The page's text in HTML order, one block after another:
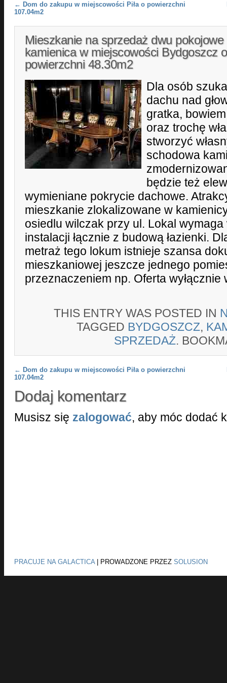
Post navigation
← Dom do zakupu w miejscowości Piła o powierzchni
107.04m2
Mieszkanie na sprzedaż dwu pokojowe
kamienica w miejscowości Bydgoszcz o
powierzchni 48.30m2
Dla osób
dachu nad
gratka,
oraz trochę
stworzyć
schodowa
będzie też
wymieniane pokrycie dachowe.
mieszkanie zlokalizowane w
osiedlu wilczak przy ul. Lokal
instalacji łącznie z budową łazienki.
metraż tego lokum istnieje szansa
mieszkaniowej jeszcze jednego
przeznaczeniem np. Oferta wyłącznie
THIS ENTRY WAS POSTED IN
TAGGED BYDGOSZCZ,
SPRZEDAŻ.
Post navigation
← Dom do zakupu w miejscowości Piła o powierzchni
107.04m2
Dodaj komentarz
Musisz się zalogować, aby móc dodać
PRACUJE NA GALACTICA| PROWADZONE PRZEZ SOLUSION